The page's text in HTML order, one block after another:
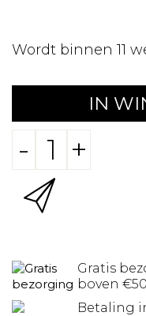
Wordt binnen 11
IN
- +
Gratis
boven
Betaling